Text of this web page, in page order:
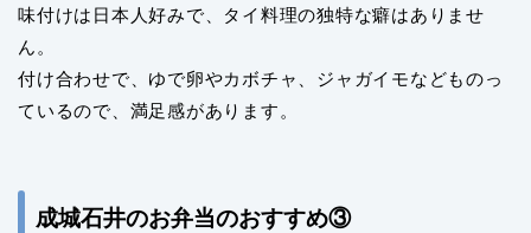
味付けは日本人好みで、タイ料理の独特な癖はありませ
ん。
付け合わせで、ゆで卵やカボチャ、ジャガイモなどものっ
ているので、満足感があります。
成城石井のお弁当のおすすめ③